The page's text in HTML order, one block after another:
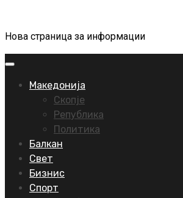
Нова страница за информации
Primary
Македонија
Скопје
Република
Политика
Балкан
Свет
Бизнис
Спорт